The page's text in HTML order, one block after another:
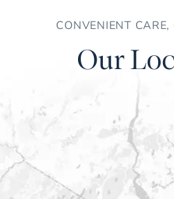
CONVENIENT CARE,
Our